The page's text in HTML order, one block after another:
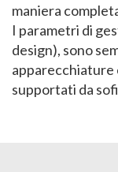
maniera
I parametri di
design), sono
supportati da